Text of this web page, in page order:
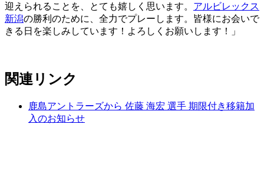
迎えられることを、とても嬉しく思います。 アルビレックス
新潟の勝利のために、全力でプレーします。皆様にお会いで
きる日を楽しみしています！よろしくお願いします！」
関連リンク
鹿島アントラーズから 佐藤 海宏 選手 期限付き移籍加
入のお知らせ